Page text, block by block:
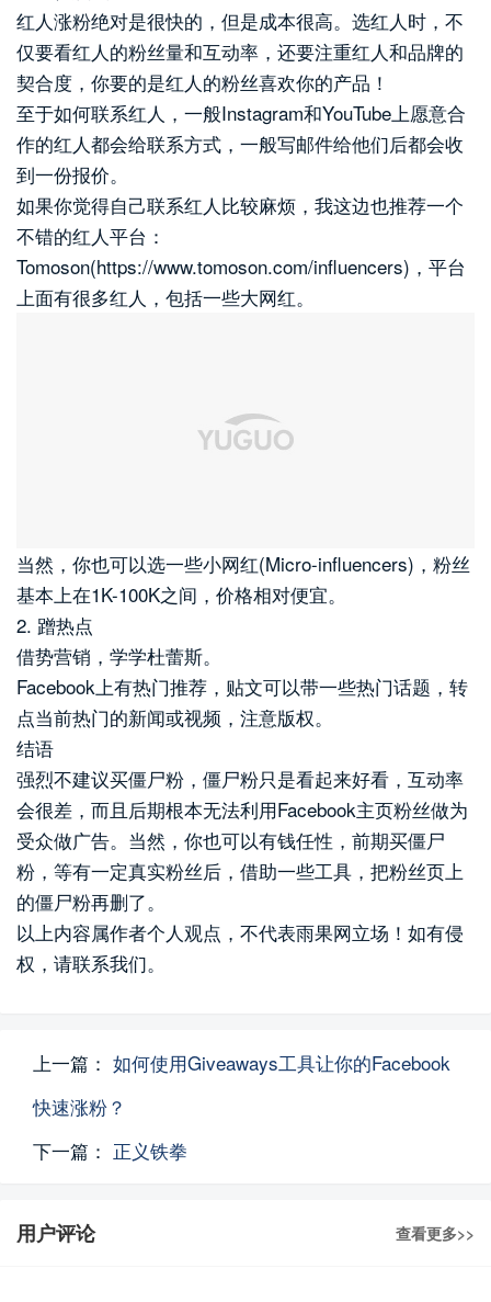
红人涨粉绝对是很快的，但是成本很高。选红人时，不
仅要看红人的粉丝量和互动率，还要注重红人和品牌的
契合度，你要的是红人的粉丝喜欢你的产品！
至于如何联系红人，一般Instagram和YouTube上愿意合
作的红人都会给联系方式，一般写邮件给他们后都会收
到一份报价。
如果你觉得自己联系红人比较麻烦，我这边也推荐一个
不错的红人平台：
Tomoson(https://www.tomoson.com/influencers)，平台
上面有很多红人，包括一些大网红。
当然，你也可以选一些小网红(Micro-influencers)，粉丝
基本上在1K-100K之间，价格相对便宜。
2. 蹭热点
借势营销，学学杜蕾斯。
Facebook上有热门推荐，贴文可以带一些热门话题，转
点当前热门的新闻或视频，注意版权。
结语
强烈不建议买僵尸粉，僵尸粉只是看起来好看，互动率
会很差，而且后期根本无法利用Facebook主页粉丝做为
受众做广告。当然，你也可以有钱任性，前期买僵尸
粉，等有一定真实粉丝后，借助一些工具，把粉丝页上
的僵尸粉再删了。
以上内容属作者个人观点，不代表雨果网立场！如有侵
权，请联系我们。
上一篇： 如何使用Giveaways工具让你的Facebook
快速涨粉？
下一篇： 正义铁拳
用户评论 查看更多>>